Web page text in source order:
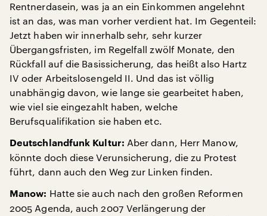
Rentnerdasein, was ja an ein Einkommen angelehnt
ist an das, was man vorher verdient hat. Im Gegenteil:
Jetzt haben wir innerhalb sehr, sehr kurzer
Übergangsfristen, im Regelfall zwölf Monate, den
Rückfall auf die Basissicherung, das heißt also Hartz
IV oder Arbeitslosengeld II. Und das ist völlig
unabhängig davon, wie lange sie gearbeitet haben,
wie viel sie eingezahlt haben, welche
Berufsqualifikation sie haben etc.
Deutschlandfunk Kultur: Aber dann, Herr Manow,
könnte doch diese Verunsicherung, die zu Protest
führt, dann auch den Weg zur Linken finden.
Manow: Hatte sie auch nach den großen Reformen
2005 Agenda, auch 2007 Verlängerung der